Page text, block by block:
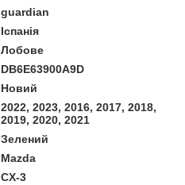
guardian
Іспанія
Лобове
DB6E63900A9D
Новий
2022, 2023, 2016, 2017, 2018,
2019, 2020, 2021
Зелений
Mazda
CX-3